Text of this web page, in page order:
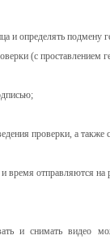
и определять подмену
(с проставлением
проверки, а
время отправляются
и снимать видео